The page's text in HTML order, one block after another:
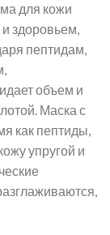
для кожи
здоровьем,
пептидам,
объем и
Маска с
как пептиды,
упругой и